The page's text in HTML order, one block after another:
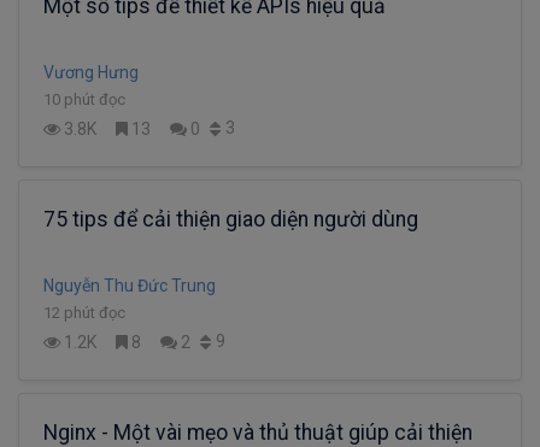
Một số tips để thiết kế APIs hiệu quả
Vương Hưng
10 phút đọc
3.8K 13 0 3
75 tips để cải thiện giao diện người dùng
Nguyễn Thu Đức Trung
12 phút đọc
1.2K 8 2 9
Nginx - Một vài mẹo và thủ thuật giúp cải thiện